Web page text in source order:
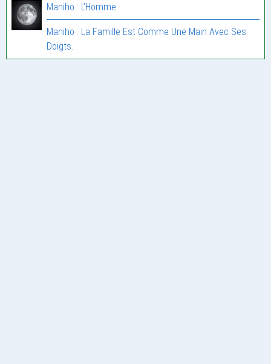
Maniho : L’Homme
Maniho : La Famille Est Comme Une Main Avec Ses
Doigts.